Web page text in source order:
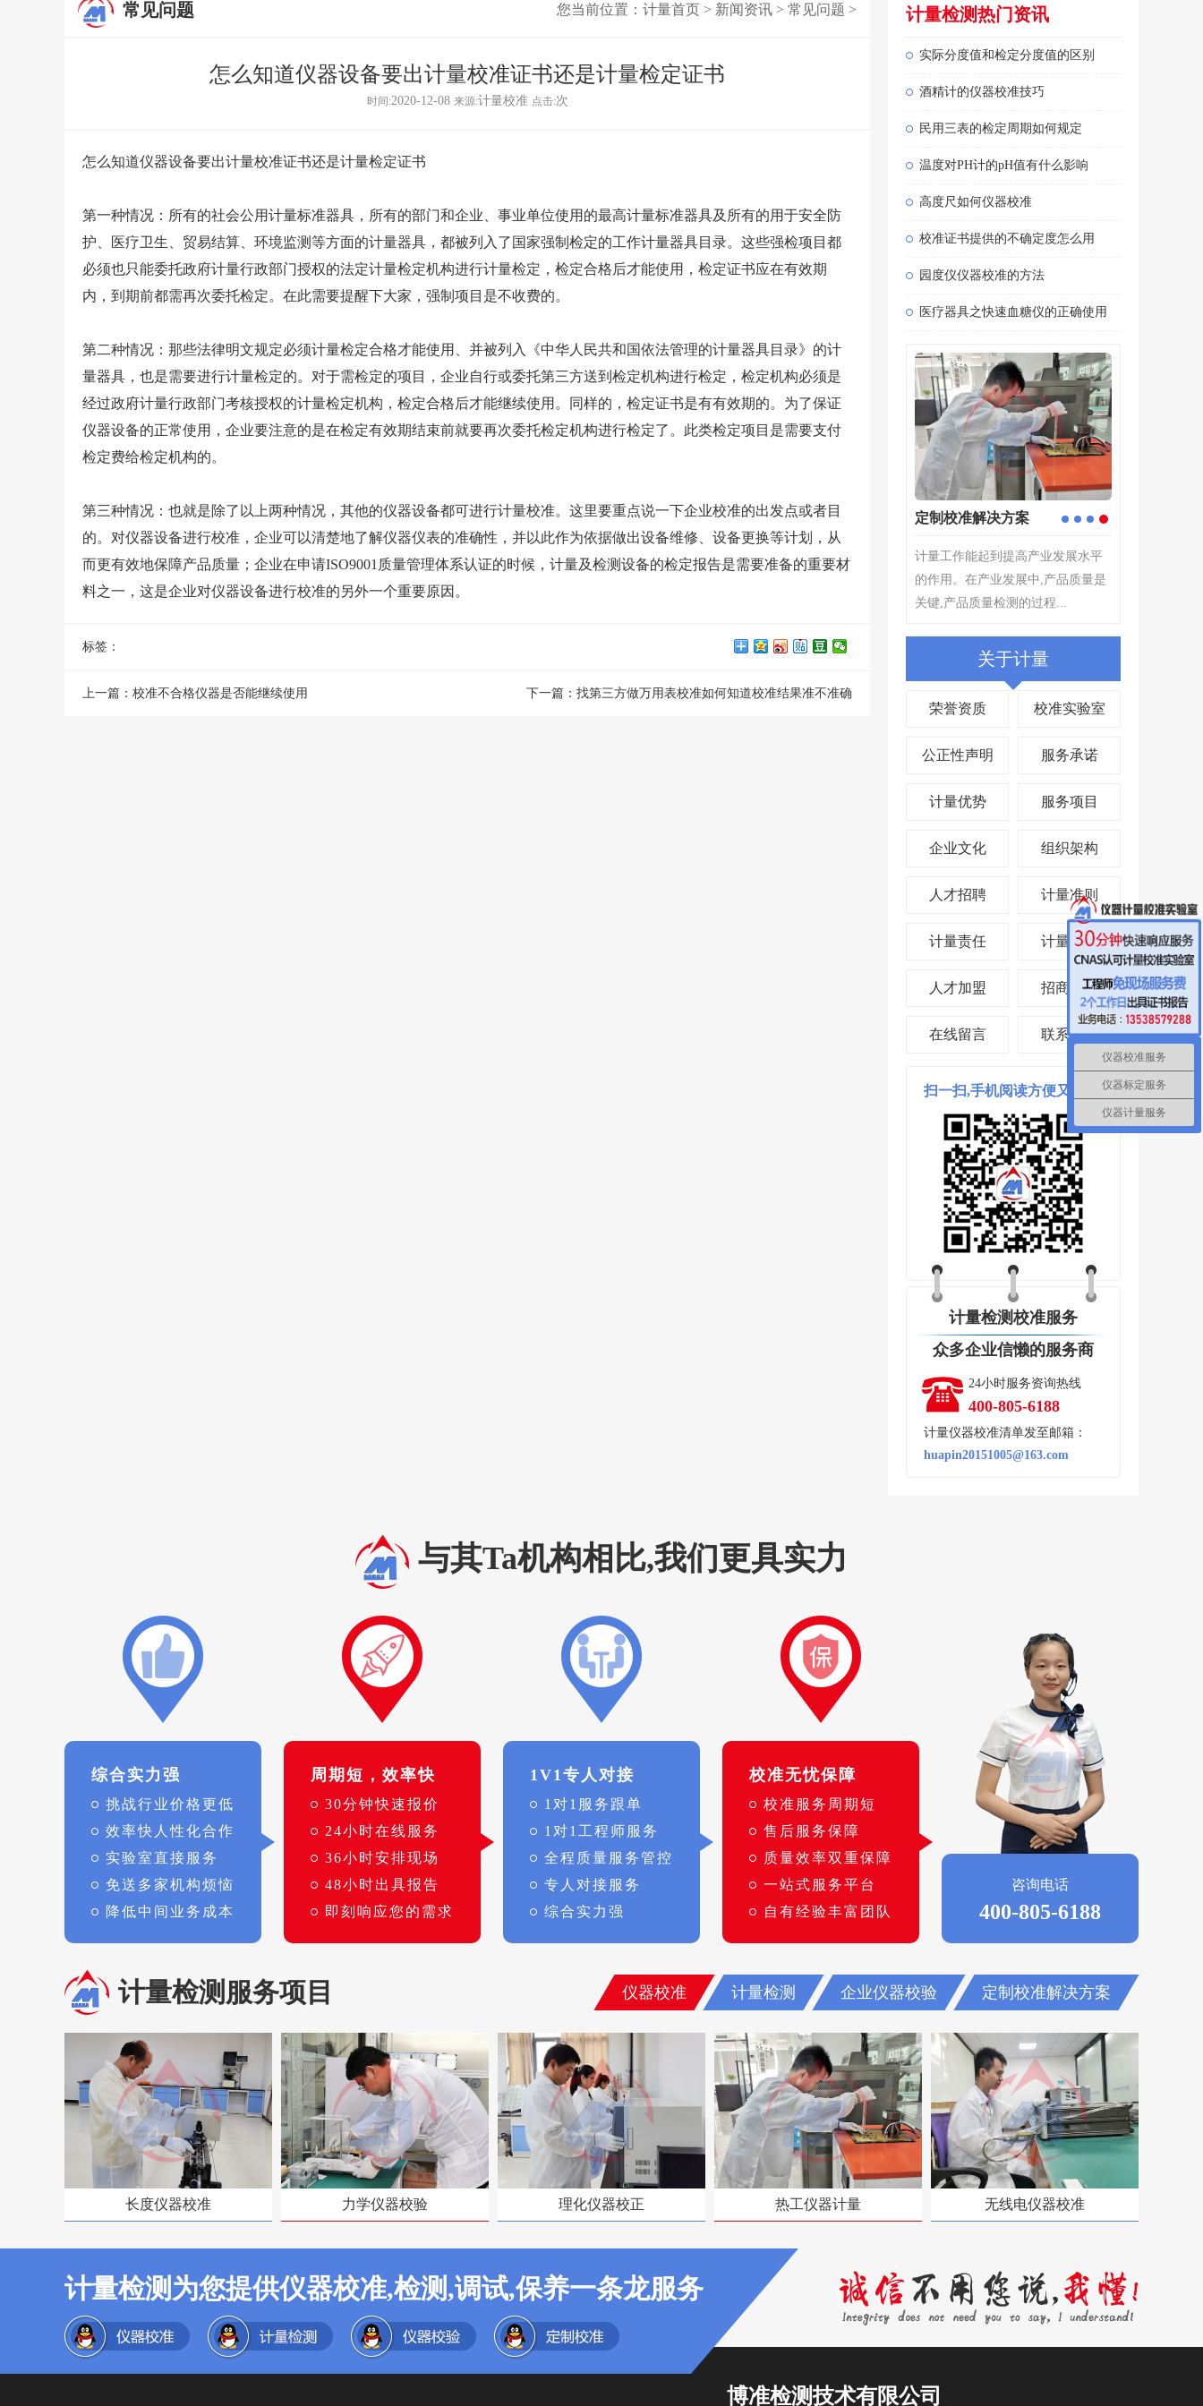
您当前位置： 计量首页 > 新闻资讯 > 常见问题 >
常见问题
怎么知道仪器设备要出计量校准证书还是计量检定证书
时间:2020-12-08 来源:计量校准 点击:次
怎么知道仪器设备要出计量校准证书还是计量检定证书
第一种情况：所有的社会公用计量标准器具，所有的部门和企业、事业单位使用的最高计量标准器具及所有的用于安全防
护、医疗卫生、贸易结算、环境监测等方面的计量器具，都被列入了国家强制检定的工作计量器具目录。这些强检项目都
必须也只能委托政府计量行政部门授权的法定计量检定机构进行计量检定，检定合格后才能使用，检定证书应在有效期
内，到期前都需再次委托检定。在此需要提醒下大家，强制项目是不收费的。
第二种情况：那些法律明文规定必须计量检定合格才能使用、并被列入《中华人民共和国依法管理的计量器具目录》的计
量器具，也是需要进行计量检定的。对于需检定的项目，企业自行或委托第三方送到检定机构进行检定，检定机构必须是
经过政府计量行政部门考核授权的计量检定机构，检定合格后才能继续使用。同样的，检定证书是有有效期的。为了保证
仪器设备的正常使用，企业要注意的是在检定有效期结束前就要再次委托检定机构进行检定了。此类检定项目是需要支付
检定费给检定机构的。
第三种情况：也就是除了以上两种情况，其他的仪器设备都可进行计量校准。这里要重点说一下企业校准的出发点或者目
的。对仪器设备进行校准，企业可以清楚地了解仪器仪表的准确性，并以此作为依据做出设备维修、设备更换等计划，从
而更有效地保障产品质量；企业在申请ISO9001质量管理体系认证的时候，计量及检测设备的检定报告是需要准备的重要材
料之一，这是企业对仪器设备进行校准的另外一个重要原因。
标签：
上一篇： 校准不合格仪器是否能继续使用 下一篇： 找第三方做万用表校准如何知道校准结果准不准确
计量检测热门资讯
实际分度值和检定分度值的区别
酒精计的仪器校准技巧
民用三表的检定周期如何规定
温度对PH计的pH值有什么影响
高度尺如何仪器校准
校准证书提供的不确定度怎么用
园度仪仪器校准的方法
医疗器具之快速血糖仪的正确使用
仪器校准
仪器校准是仪器设备管理中非常重
要的环节,评定测量装置的示值误差,
确保量值准确,其目的在...
关于计量
荣誉资质 校准实验室
公正性声明 服务承诺
计量优势 服务项目
企业文化 组织架构
人才招聘 计量准则
计量责任 计量投资
人才加盟 招商合作
在线留言 联系我们
扫一扫,手机阅读方便又省时!
计量检测校准服务
众多企业信懒的服务商
24小时服务资询热线
400-805-6188
计量仪器校准清单发至邮箱：
huapin20151005@163.com
与其Ta机构相比,我们更具实力
综合实力强
挑战行业价格更低
效率快人性化合作
实验室直接服务
免送多家机构烦恼
降低中间业务成本
周期短，效率快
30分钟快速报价
24小时在线服务
36小时安排现场
48小时出具报告
即刻响应您的需求
1V1专人对接
1对1服务跟单
1对1工程师服务
全程质量服务管控
专人对接服务
综合实力强
校准无忧保障
校准服务周期短
售后服务保障
质量效率双重保障
一站式服务平台
自有经验丰富团队
咨询电话
400-805-6188
计量检测服务项目 仪器校准 计量检测 企业仪器校验 定制校准解决方案
长度仪器校准 力学仪器校验 理化仪器校正 热工仪器计量 无线电仪器校准
计量检测为您提供仪器校准,检测,调试,保养一条龙服务
博准检测技术有限公司
仪器校准服务
仪器标定服务
仪器计量服务